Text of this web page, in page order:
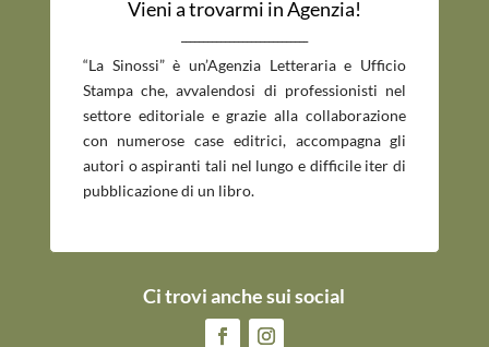
Vieni a trovarmi in Agenzia!
“La Sinossi” è un’Agenzia Letteraria e Ufficio
Stampa che, avvalendosi di professionisti nel
settore editoriale e grazie alla collaborazione
con numerose case editrici, accompagna gli
autori o aspiranti tali nel lungo e difficile iter di
pubblicazione di un libro.
Ci trovi anche sui social